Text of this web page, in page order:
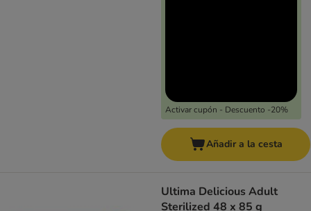
Activar cupón - Descuento -20%
Añadir a la cesta
Ultima Delicious Adult
Sterilized 48 x 85 g